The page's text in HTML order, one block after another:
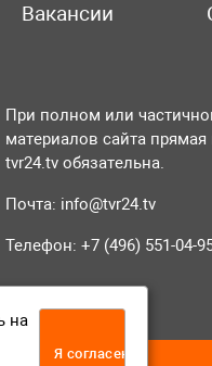
Вакансии
При полном или
материалов сайта
tvr24.tv обязательна.
Почта: info@tvr24.tv
Телефон: +7 (496) 551-04-
на
Я согласен